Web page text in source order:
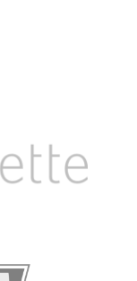
i još mnogo toga.